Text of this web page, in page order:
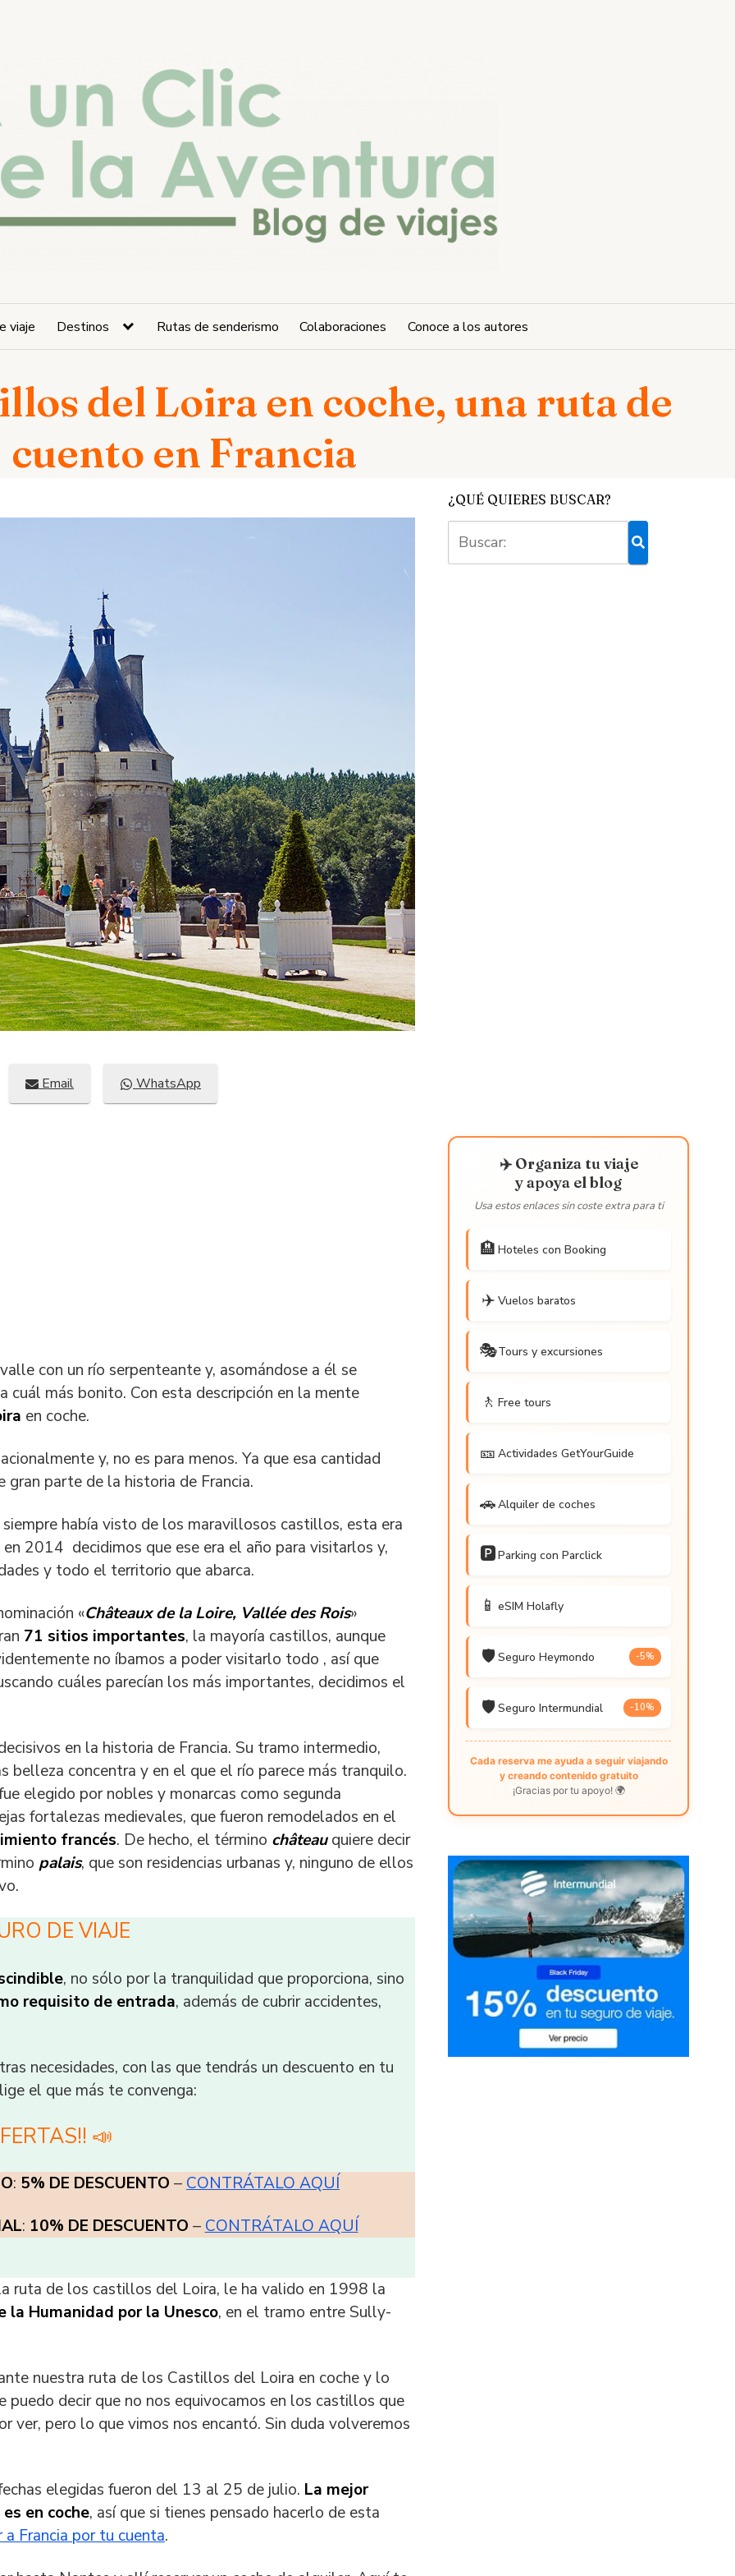
viaje Destinos Rutas de senderismo Colaboraciones Conoce a los autores
del Loira en coche, una ruta de
cuento en Francia
Compartir
en
Email
Compartir
en
WhatsApp
con un río serpenteante y, asomándose a él se
cuál más bonito. Con esta descripción en la mente
en coche.
y, no es para menos. Ya que esa cantidad
parte de la historia de Francia.
había visto de los maravillosos castillos, esta era
2014 decidimos que ese era el año para visitarlos y,
y todo el territorio que abarca.
«Châteaux de la Loire, Vallée des Rois»
71 sitios importantes, la mayoría castillos, aunque
no íbamos a poder visitarlo todo , así que
cuáles parecían los más importantes, decidimos el
en la historia de Francia. Su tramo intermedio,
belleza concentra y en el que el río parece más tranquilo.
elegido por nobles y monarcas como segunda
fortalezas medievales, que fueron remodelados en el
francés. De hecho, el término châteauquiere decir
palais, que son residencias urbanas y, ninguno de ellos
DE VIAJE
, no sólo por la tranquilidad que proporciona, sino
requisito de entrada, además de cubrir accidentes,
necesidades, con las que tendrás un descuento en tu
el que más te convenga:
📣
: 5% DE DESCUENTO –CONTRÁTALO AQUÍ
: 10% DE DESCUENTO –CONTRÁTALO AQUÍ
ruta de los castillos del Loira, le ha valido en 1998 la
la Humanidad por la Unesco, en el tramo entre Sully-
nuestra ruta de los Castillos del Loira en coche y lo
decir que no nos equivocamos en los castillos que
ver, pero lo que vimos nos encantó. Sin duda volveremos
elegidas fueron del 13 al 25 de julio. La mejor
en coche, así que si tienes pensado hacerlo de esta
a Francia por tu cuenta.
¿QUÉ QUIERES BUSCAR?
✈️ Organiza tu viaje
y apoya el blog
Usa estos enlaces sin coste extra para ti
🏨 Hoteles con Booking
✈️ Vuelos baratos
🎭Tours y excursiones
🚶 Free tours
🎫 Actividades GetYourGuide
🚗Alquiler de coches
🅿️Parking con Parclick
📱 eSIM Holafly
🛡️Seguro Heymondo -5%
🛡️Seguro Intermundial -10%
Cada reserva me ayuda a seguir viajando
y creando contenido gratuito
¡Gracias por tu apoyo! 🌍